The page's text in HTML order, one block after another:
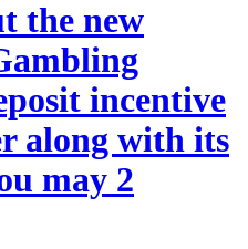
the new
incentive
along with its
may 2